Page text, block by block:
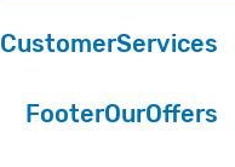
CustomerServices
FooterOurOffers